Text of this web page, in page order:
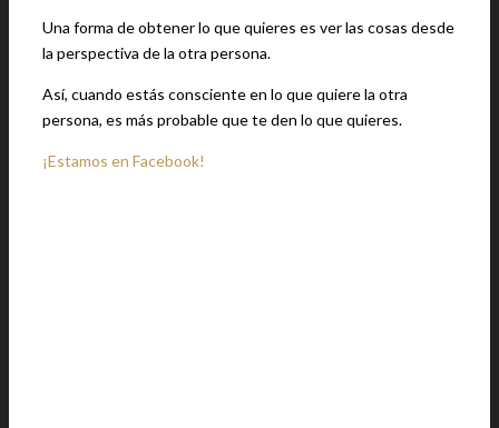
Una forma de obtener lo que quieres es ver las cosas desde
la perspectiva de la otra persona.
Así, cuando estás consciente en lo que quiere la otra
persona, es más probable que te den lo que quieres.
¡Estamos en Facebook!